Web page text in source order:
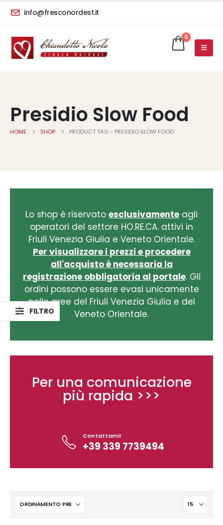
info@fresconordest.it
0
Presidio Slow Food
HOME SHOP PRODUCT TAG - PRESIDIO SLOW FOOD
Lo shop è riservato esclusivamente agli
operatori del settore HO.RE.CA. attivi in
Friuli Venezia Giulia e Veneto Orientale.
Per visualizzare i prezzi e procedere
all'acquisto è necessaria la
registrazione obbligatoria al portale. Gli
ordini possono essere evasi unicamente
nelle aree del Friuli Venezia Giulia e del
Veneto Orientale.
Per una comunicazione
più rapida >>>
Contattami!
+39 339 7739494